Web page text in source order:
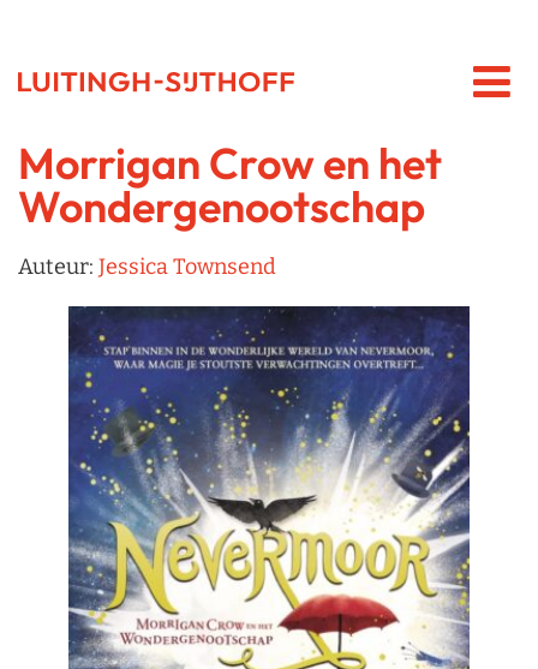
Morrigan Crow en het
Wondergenootschap
Auteur: Jessica Townsend